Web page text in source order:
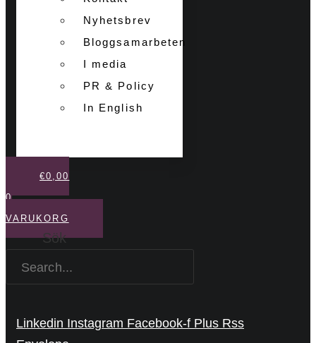
Nyhetsbrev
Bloggsamarbeten
I media
PR & Policy
In English
€0,00
0
VARUKORG
Sök
Linkedin Instagram Facebook-f Plus Rss